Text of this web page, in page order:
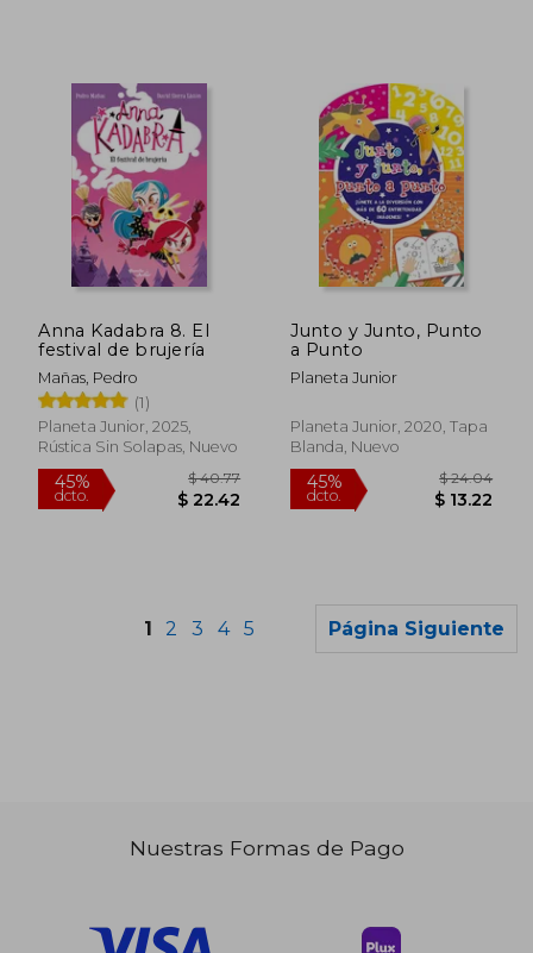
45% 45%
$ 23.33 40%
Anna Kadabra 8. El
festival de brujería
Mañas, Pedro
(1)
Planeta Junior, 2025,
Rústica Sin Solapas, Nuevo
Junto y Junto, Punto
a Punto
Planeta Junior
Planeta Junior, 2020, Tapa
Blanda, Nuevo
1 2 3 4 5 Página Siguiente
Nuestras Formas de Pago